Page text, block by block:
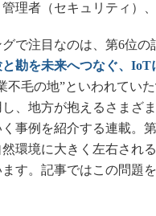
理者（セキュリティ）
で注目なのは、第6位の
勘を未来へつなぐ、
不毛の地”といわれてい
、地方が抱えるさまざ
事例を紹介する連載。
環境に大きく左右され
す。記事ではこの問題